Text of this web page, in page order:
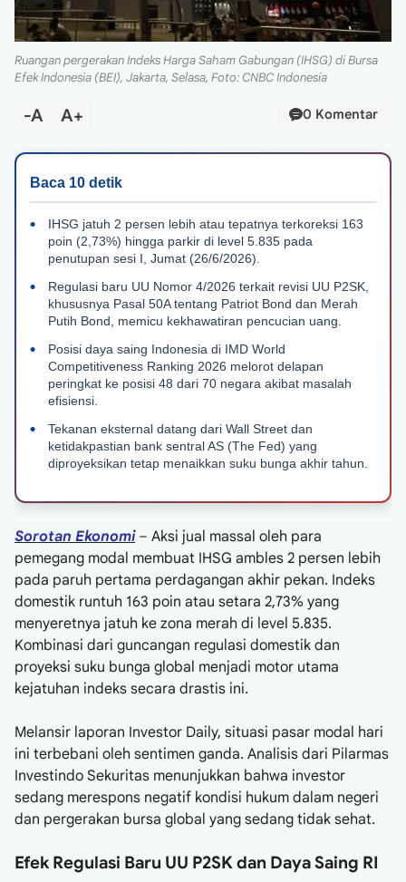
Ruangan pergerakan Indeks Harga Saham Gabungan (IHSG) di Bursa
Efek Indonesia (BEI), Jakarta, Selasa, Foto: CNBC Indonesia
-A A+ 0 Komentar
IHSG jatuh 2 persen lebih atau tepatnya terkoreksi 163
poin (2,73%) hingga parkir di level 5.835 pada
penutupan sesi I, Jumat (26/6/2026).
Regulasi baru UU Nomor 4/2026 terkait revisi UU P2SK,
khususnya Pasal 50A tentang Patriot Bond dan Merah
Putih Bond, memicu kekhawatiran pencucian uang.
Posisi daya saing Indonesia di IMD World
Competitiveness Ranking 2026 melorot delapan
peringkat ke posisi 48 dari 70 negara akibat masalah
efisiensi.
Tekanan eksternal datang dari Wall Street dan
ketidakpastian bank sentral AS (The Fed) yang
diproyeksikan tetap menaikkan suku bunga akhir tahun.
Sorotan Ekonomi– Aksi jual massal oleh para
pemegang modal membuat IHSG ambles 2 persen lebih
pada paruh pertama perdagangan akhir pekan. Indeks
domestik runtuh 163 poin atau setara 2,73% yang
menyeretnya jatuh ke zona merah di level 5.835.
Kombinasi dari guncangan regulasi domestik dan
proyeksi suku bunga global menjadi motor utama
kejatuhan indeks secara drastis ini.
Melansir laporan Investor Daily, situasi pasar modal hari
ini terbebani oleh sentimen ganda. Analisis dari Pilarmas
Investindo Sekuritas menunjukkan bahwa investor
sedang merespons negatif kondisi hukum dalam negeri
dan pergerakan bursa global yang sedang tidak sehat.
Efek Regulasi Baru UU P2SK dan Daya Saing RI